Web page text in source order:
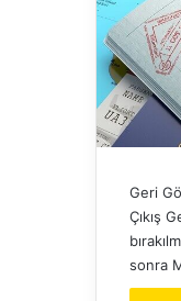
Geri
Çıkış
sonra